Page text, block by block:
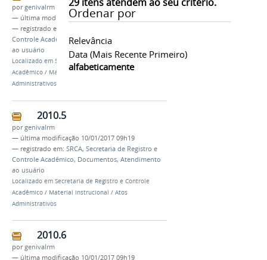
Ordenar por
Relevância
Data (mais Recente Primeiro)
alfabeticamente
porgenivalrm
— última modificação10/01/2017 09h19
— registrado em:
Controle Acadêmico,Documentos
ao usuário
Localizado em Secretaria de Registro e Controle
Acadêmico / Material instrucional /Atos
Administrativos
2010.5
porgenivalrm
— última modificação 10/01/2017 09h19
— registrado em: SRCA, Secretaria de Registro e
Controle Acadêmico, Documentos, Atendimento
ao usuário
Localizado em Secretaria de Registro e Controle
Acadêmico / Material instrucional / Atos
Administrativos
2010.6
porgenivalrm
— última modificação 10/01/2017 09h19